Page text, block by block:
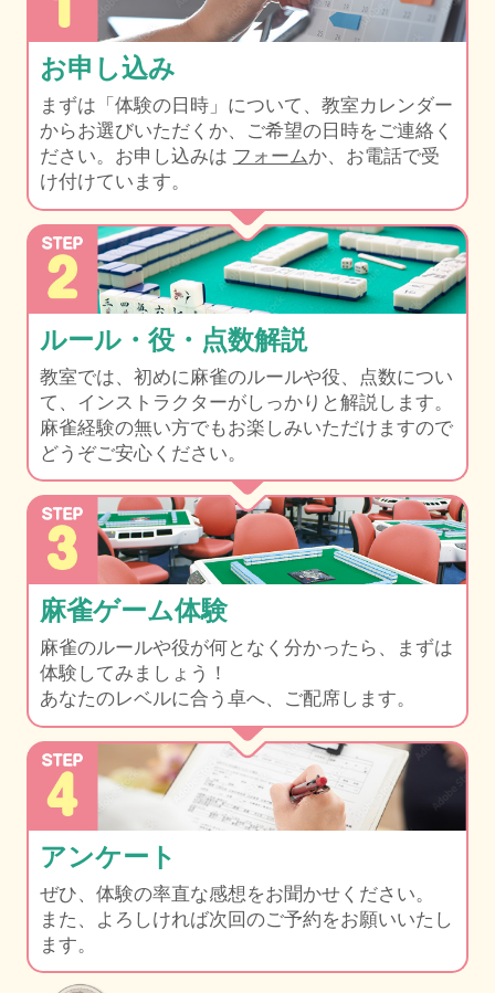
お申し込み
まずは「体験の日時」について、教室カレンダー
からお選びいただくか、ご希望の日時をご連絡く
ださい。 お申し込みは フォームか、お電話で受
け付けています。
ルール・役・点数解説
教室では、初めに麻雀のルールや役、点数につい
て、 インストラクターがしっかりと解説します。
麻雀経験の無い方でもお楽しみいただけますので
どうぞご安心ください。
麻雀ゲーム体験
麻雀のルールや役が何となく分かったら、
まずは
体験してみましょう！
あなたのレベルに合う卓へ、ご配席します。
アンケート
ぜひ、体験の率直な感想をお聞かせください。
また、よろしければ次回のご予約をお願いいたし
ます。